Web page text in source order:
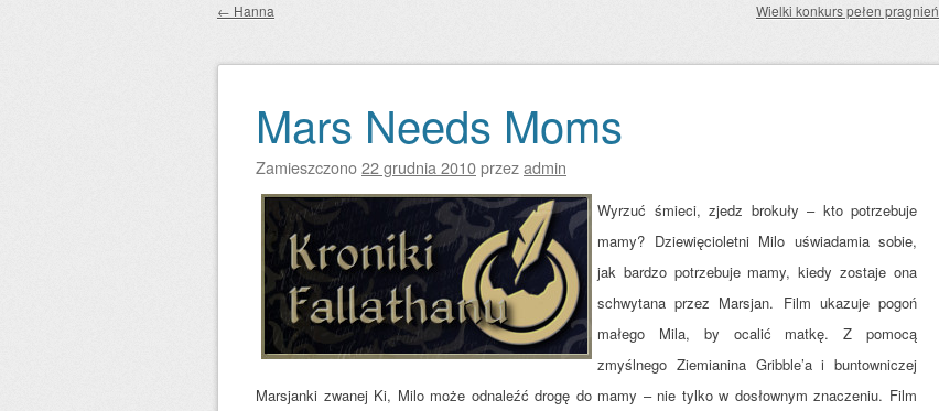
Zobacz wpisy
← Hanna Wielki konkurs pełen pragnień
Mars Needs Moms
Zamieszczono22 grudnia 2010przezadmin
Wyrzuć śmieci, zjedz brokuły – kto potrzebuje
mamy? Dziewięcioletni Milo uświadamia sobie,
jak bardzo potrzebuje mamy, kiedy zostaje ona
schwytana przez Marsjan. Film ukazuje pogoń
małego Mila, by ocalić matkę. Z pomocą
zmyślnego Ziemianina Gribble’a i buntowniczej
Marsjanki zwanej Ki, Milo może odnaleźć drogę do mamy – nie tylko w dosłownym znaczeniu. Film